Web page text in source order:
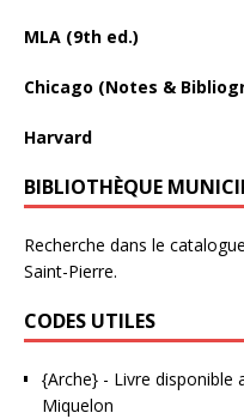
MLA (9th ed.)
Chicago (Notes &
Harvard
BIBLIOTHÈQUE
Recherche dans le
Saint-Pierre.
CODES UTILES
{Arche} - Livre disponible
Miquelon